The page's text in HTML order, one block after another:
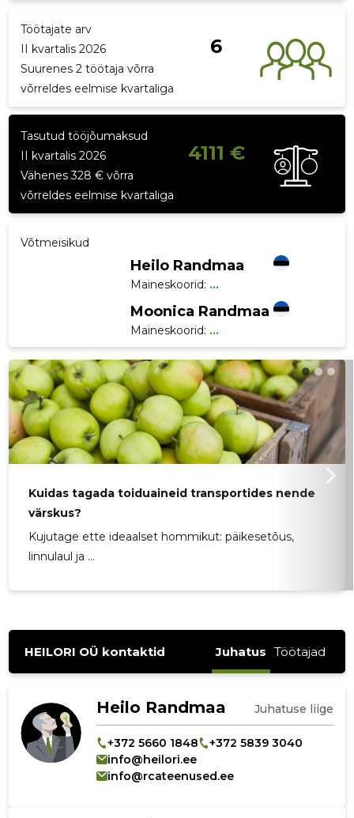
Töötajate arv
II kvartalis 2026
6
Suurenes 2 töötaja võrra
võrreldes eelmise kvartaliga
Tasutud tööjõumaksud
II kvartalis 2026
4111 €
Vähenes 328 € võrra
võrreldes eelmise kvartaliga
Võtmeisikud
Heilo Randmaa
Maineskoorid: ...
Moonica Randmaa
Maineskoorid: ...
Kuidas tagada toiduaineid transportides nende
värskus?
Kujutage ette ideaalset hommikut: päikesetõus,
linnulaul ja ...
HEILORI OÜ kontaktid Juhatus Töötajad
Heilo Randmaa Juhatuse liige
+372 5660 1848
+372 5839 3040
info@heilori.ee
info@rcateenused.ee